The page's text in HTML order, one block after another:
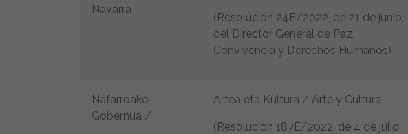
Navarra
(Resolución 24E/2022, de 21 de junio,
del Director General de Paz,
Convivencia y Derechos Humanos)
Nafarroako
Gobernua /
Artea eta Kultura / Arte y Cultura
(Resolución 187E/2022, de 4 de julio,